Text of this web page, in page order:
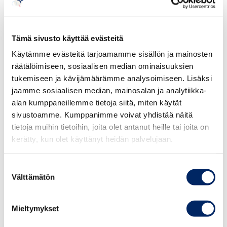
Tämä sivusto käyttää evästeitä
Käytämme evästeitä tarjoamamme sisällön ja mainosten
räätälöimiseen, sosiaalisen median ominaisuuksien
tukemiseen ja kävijämäärämme analysoimiseen. Lisäksi
jaamme sosiaalisen median, mainosalan ja analytiikka-
alan kumppaneillemme tietoja siitä, miten käytät
sivustoamme. Kumppanimme voivat yhdistää näitä
tietoja muihin tietoihin, joita olet antanut heille tai joita on
kerätty, kun olet käyttänyt heidän palvelujaan.
valinta
Välttämätön
Mieltymykset
puhtaaseen energiaan ja tuotantoon sekä
aineiden ja komponenttien saatavuus sekä teknologian
tahdin kiristämisessä”, Säkkinen sanoo.
Energiakriisissä pahin on edessä talvella 2023–
2024
Venäjän sota on ajanut maailman aidosti globaaliin
energiakriisiin, IEA korostaa. Energian korkea hinta lisää
taantuman riskiä, heikentää ruokaturvaa ja lisää
energialähteiden osuus energiankulutuksesta on
IEA ennakoi, että talvi 2023–2024 voi olla vielä ensi